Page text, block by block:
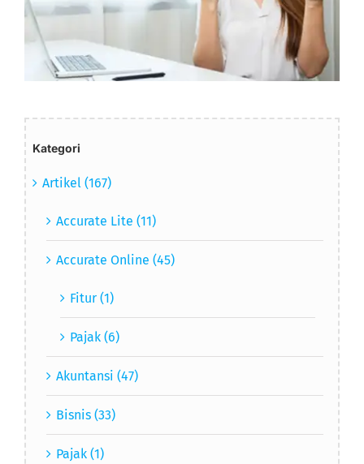
Kategori
Artikel (167)
Accurate Lite (11)
Accurate Online (45)
Fitur (1)
Pajak (6)
Akuntansi (47)
Bisnis (33)
Pajak (1)